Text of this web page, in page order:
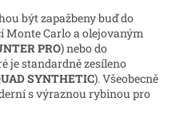
být zapažbeny buď do
Monte Carlo a olejovaným
PRO) nebo do
je standardně zesíleno
SYNTHETIC). Všeobecně
s výraznou rybinou pro